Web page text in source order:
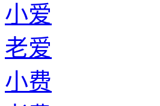
小爱
老爱
小费